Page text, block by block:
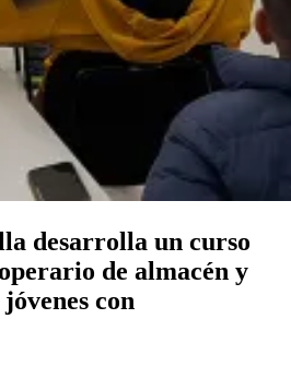
desarrolla un curso
de almacén y
con